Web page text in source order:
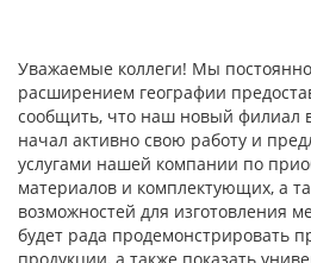
Уважаемые коллеги! Мы
расширением географии
сообщить, что наш новый филиал
начал активно свою работу и
услугами нашей компании по
материалов и комплектующих, а
возможностей для изготовления
будет рада продемонстрировать
продукции, а также показать